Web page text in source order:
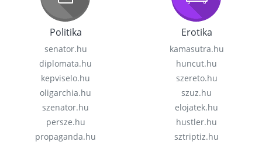
Politika
senator.hu
diplomata.hu
kepviselo.hu
oligarchia.hu
szenator.hu
persze.hu
propaganda.hu
Erotika
kamasutra.hu
huncut.hu
szereto.hu
szuz.hu
elojatek.hu
hustler.hu
sztriptiz.hu